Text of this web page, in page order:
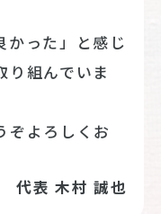
かった」と感じ
り組んでいま
ぞよろしくお
代表 木村 誠也